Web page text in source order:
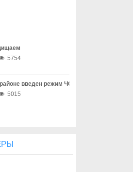
соблюдать законодательство
для каждого
вежливость
- основа доверия
с уважения
5754
введен режим ЧС местного масштаба
5015